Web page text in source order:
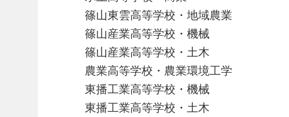
篠山東雲高等学校・地域農業
篠山産業高等学校・機械
篠山産業高等学校・土木
農業高等学校・農業環境工学
東播工業高等学校・機械
東播工業高等学校・土木